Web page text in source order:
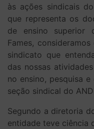
às ações sindicais
que representa os
de ensino superior
Fames,
sindicato que
das nossas
no ensino, pesquisa
seção sindical do
Segundo a diretoria
entidade teve ciência